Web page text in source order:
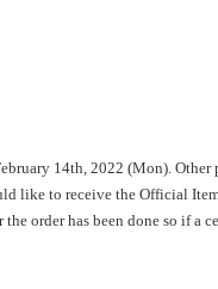
14th, 2022 (Mon). Other
like to receive the Official
order has been done so if a